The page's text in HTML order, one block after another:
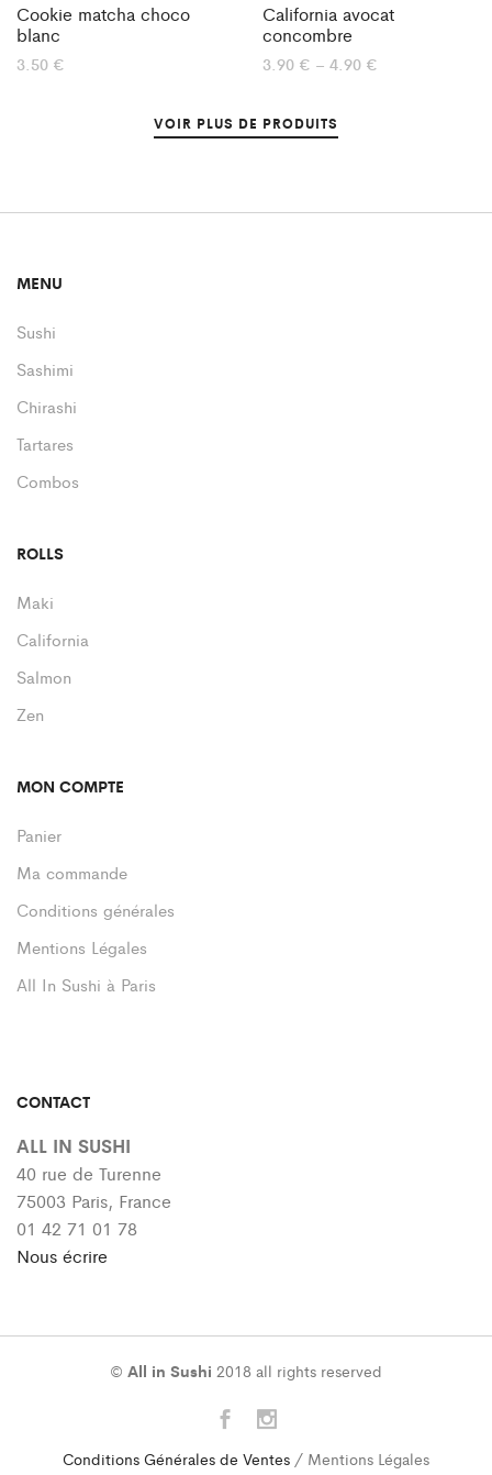
Cookie matcha choco
blanc
3.50 €
California avocat
concombre
3.90 € – 4.90 €
VOIR PLUS DE PRODUITS
MENU
Sushi
Sashimi
Chirashi
Tartares
Combos
ROLLS
Maki
California
Salmon
Zen
MON COMPTE
Panier
Ma commande
Conditions générales
Mentions Légales
All In Sushi à Paris
CONTACT
ALL IN SUSHI
40 rue de Turenne
75003 Paris, France
01 42 71 01 78
Nous écrire
© All in Sushi 2018 all rights reserved
Conditions Générales de Ventes / Mentions Légales